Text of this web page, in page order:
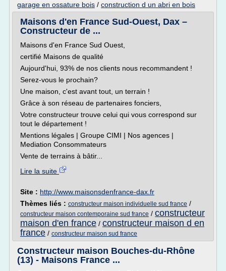
garage en ossature bois / construction d un abri en bois
Maisons d'en France Sud-Ouest, Dax –
Constructeur de ...
Maisons d'en France Sud Ouest,
certifié Maisons de qualité
Aujourd'hui, 93% de nos clients nous recommandent !
Serez-vous le prochain?
Une maison, c'est avant tout, un terrain !
Grâce à son réseau de partenaires fonciers,
Votre constructeur trouve celui qui vous correspond sur
tout le département !
Mentions légales | Groupe CIMI | Nos agences |
Mediation Consommateurs
Vente de terrains à bâtir...
Lire la suite
Site : http://www.maisonsdenfrance-dax.fr
Thèmes liés : constructeur maison individuelle sud france /
constructeur maison contemporaine sud france / constructeur
maison d'en france / constructeur maison d en
france / constructeur maison sud france
Constructeur maison Bouches-du-Rhône
(13) - Maisons France ...